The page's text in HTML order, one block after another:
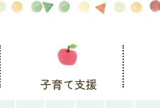
子育て支援